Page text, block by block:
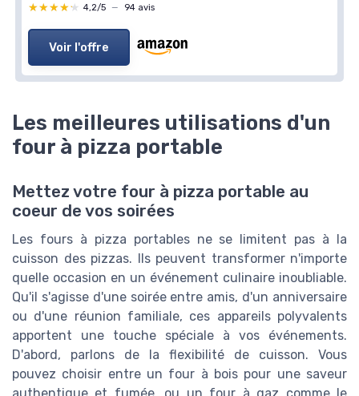
★★★★★
★★★★★ 4,2/5 — 94 avis
Voir l'offre
Les meilleures utilisations d'un
four à pizza portable
Mettez votre four à pizza portable au
coeur de vos soirées
Les fours à pizza portables ne se limitent pas à la
cuisson des pizzas. Ils peuvent transformer n'importe
quelle occasion en un événement culinaire inoubliable.
Qu'il s'agisse d'une soirée entre amis, d'un anniversaire
ou d'une réunion familiale, ces appareils polyvalents
apportent une touche spéciale à vos événements.
D'abord, parlons de la flexibilité de cuisson. Vous
pouvez choisir entre un four à bois pour une saveur